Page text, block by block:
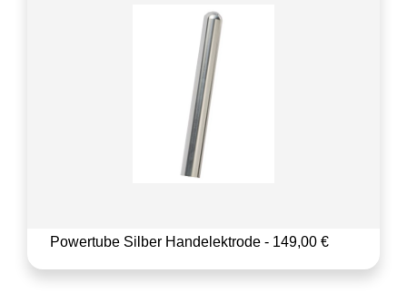
Powertube Silber Handelektrode - 149,00 €